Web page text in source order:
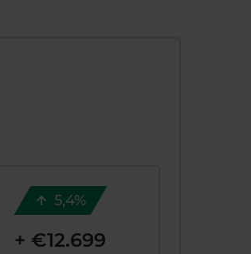
5,4%
+ €12.699